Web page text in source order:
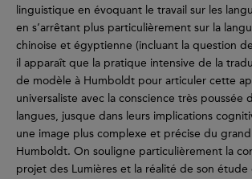
linguistique en évoquant le travail sur les
en s’arrêtant plus particulièrement sur la
chinoise et égyptienne (incluant la question
il apparaît que la pratique intensive de la
de modèle à Humboldt pour articuler cette
universaliste avec la conscience très poussée
langues, jusque dans leurs implications
une image plus complexe et précise du
Humboldt. On souligne particulièrement la
projet des Lumières et la réalité de son